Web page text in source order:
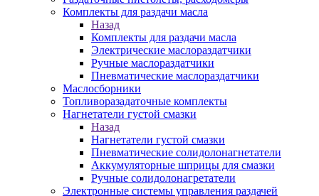
Комплекты для раздачи масла
Назад
Комплекты для раздачи масла
Электрические маслораздатчики
Ручные маслораздатчики
Пневматические маслораздатчики
Маслосборники
Топливоразадаточные комплекты
Нагнетатели густой смазки
Назад
Нагнетатели густой смазки
Пневматические солидолонагнетатели
Аккумуляторные шприцы для смазки
Ручные солидолонагретатели
Электронные системы управления раздачей